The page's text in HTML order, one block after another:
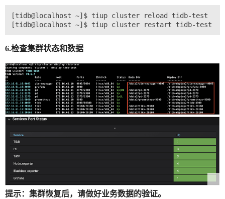
[tidb@localhost ~]$ tiup cluster reload tidb-test
6.检查集群状态和数据
提示：集群恢复后，请做好业务数据的验证。